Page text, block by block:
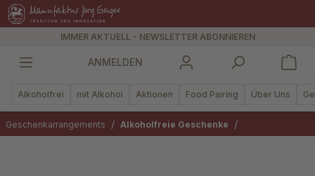
springen
IMMER AKTUELL - NEWSLETTER ABONNIEREN
ANMELDEN
Alkoholfrei mit Alkohol Aktionen Food Pairing Über Uns
Geschenkarrangements / Alkoholfreie Geschenke /